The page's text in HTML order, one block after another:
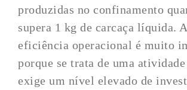
produzidas no confinamento
supera 1 kg de carcaça líquida.
eficiência operacional é muito
porque se trata de uma
exige um nível elevado de